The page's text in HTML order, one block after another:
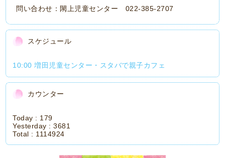
問い合わせ：閖上児童センター 022-385-2707
スケジュール
10:00 増田児童センター・スタバで親子カフェ
カウンター
Today : 179
Yesterday :3681
Total : 1114924